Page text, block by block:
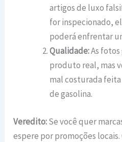
artigos de luxo
for inspecionado,
poderá enfrentar
Qualidade:As
produto real, mas
mal costurada
de gasolina.
Veredito:Se você quer
espere por promoções locais.